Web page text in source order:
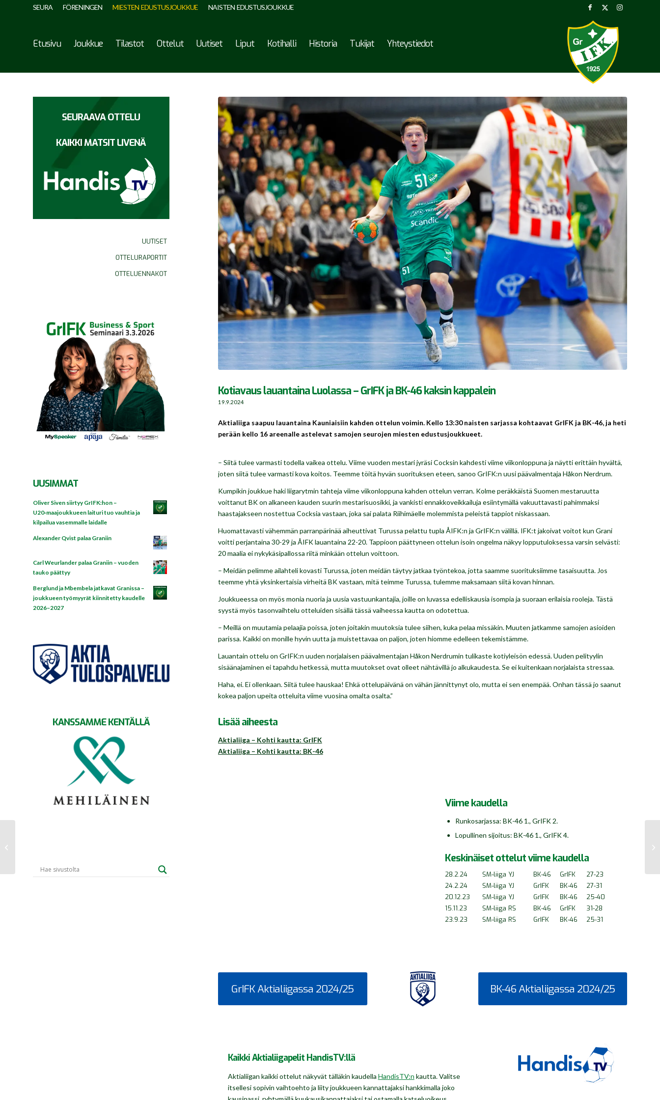
SEURA FÖRENINGEN MIESTEN EDUSTUSJOUKKUE NAISTEN EDUSTUSJOUKKUE
Etusivu Joukkue Tilastot Ottelut Uutiset Liput Kotihalli Historia Tukijat Yhteystiedot
Kotiavaus lauantaina Luolassa – GrIFK ja BK-46 kaksin kappalein
19.9.2024
Aktialiiga saapuu lauantaina Kauniaisiin kahden ottelun voimin. Kello 13:30 naisten sarjassa kohtaavat GrIFK ja BK-46, ja heti
perään kello 16 areenalle astelevat samojen seurojen miesten edustusjoukkueet.
– Siitä tulee varmasti todella vaikea ottelu. Viime vuoden mestari jyräsi Cocksin kahdesti viime viikonloppuna ja näytti erittäin hyvältä,
joten siitä tulee varmasti kova koitos. Teemme töitä hyvän suorituksen eteen, sanoo GrIFK:n uusi päävalmentaja Håkon Nerdrum.
Kumpikin joukkue haki liigarytmin tahteja viime viikonloppuna kahden ottelun verran. Kolme peräkkäistä Suomen mestaruutta
voittanut BK on alkaneen kauden suurin mestarisuosikki, ja vankisti ennakkoveikkailuja esiintymällä vakuuttavasti pahimmaksi
haastajakseen nostettua Cocksia vastaan, joka sai palata Riihimäelle molemmista peleistä tappiot niskassaan.
Huomattavasti vähemmän parranpärinää aiheuttivat Turussa pelattu tupla ÅIFK:n ja GrIFK:n välillä. IFK:t jakoivat voitot kun Grani
voitti perjantaina 30-29 ja ÅIFK lauantaina 22-20. Tappioon päättyneen ottelun isoin ongelma näkyy lopputuloksessa varsin selvästi:
20 maalia ei nykykäsipallossa riitä minkään ottelun voittoon.
– Meidän pelimme ailahteli kovasti Turussa, joten meidän täytyy jatkaa työntekoa, jotta saamme suorituksiimme tasaisuutta. Jos
teemme yhtä yksinkertaisia virheitä BK vastaan, mitä teimme Turussa, tulemme maksamaan siitä kovan hinnan.
Joukkueessa on myös monia nuoria ja uusia vastuunkantajia, joille on luvassa edelliskausia isompia ja suoraan erilaisia rooleja. Tästä
syystä myös tasonvaihtelu otteluiden sisällä tässä vaiheessa kautta on odotettua.
– Meillä on muutamia pelaajia poissa, joten joitakin muutoksia tulee siihen, kuka pelaa missäkin. Muuten jatkamme samojen asioiden
parissa. Kaikki on monille hyvin uutta ja muistettavaa on paljon, joten hiomme edelleen tekemistämme.
Lauantain ottelu on GrIFK:n uuden norjalaisen päävalmentajan Håkon Nerdrumin tulikaste kotiyleisön edessä. Uuden pelityylin
sisäänajaminen ei tapahdu hetkessä, mutta muutokset ovat olleet nähtävillä jo alkukaudesta. Se ei kuitenkaan norjalaista stressaa.
Haha, ei. Ei ollenkaan. Siitä tulee hauskaa! Ehkä ottelupäivänä on vähän jännittynyt olo, mutta ei sen enempää. Onhan tässä jo saanut
kokea paljon upeita otteluita viime vuosina omalta osalta.”
Lisää aiheesta
Aktialiiga – Kohti kautta: GrIFK
Aktialiiga – Kohti kautta: BK-46
Viime kaudella
Runkosarjassa: BK-46 1., GrIFK 2.
Lopullinen sijoitus: BK-46 1., GrIFK 4.
Keskinäiset ottelut viime kaudella
28.2.24 SM-liiga YJ BK-46 GrIFK
27-23
24.2.24
SM-liiga YJ GrIFK BK-46
27-31
20.12.23
SM-liiga YJ GrIFK BK-46
25-40
15.11.23
SM-liiga RS BK-46 GrIFK
31-28
23.9.23
SM-liiga RS GrIFK BK-46 25-31
GrIFK Aktialiigassa 2024/25 BK-46 Aktialiigassa 2024/25
Kaikki Aktialiigapelit HandisTV:llä
Aktialiigan kaikki ottelut näkyvät tälläkin kaudella HandisTV:n kautta. Valitse
itsellesi sopivin vaihtoehto ja liity joukkueen kannattajaksi hankkimalla joko
SEURAAVA OTTELU
KAIKKI MATSIT LIVENÄ
UUTISET
OTTELURAPORTIT
OTTELUENNAKOT
UUSIMMAT
Oliver Siven siirtyy GrIFK:hon –
U20‑maajoukkueen laituri tuo vauhtia ja
kilpailua vasemmalle laidalle
Alexander Qvist palaa Graniin
Carl Weurlander palaa Graniin – vuoden
tauko päättyy
Berglund ja Mbembela jatkavat Granissa –
joukkueen työmyyrät kiinnitetty kaudelle
2026–2027
KANSSAMME KENTÄLLÄ